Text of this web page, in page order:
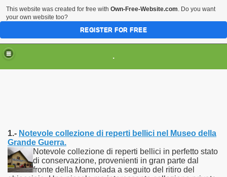
HOME
CIVILTA'
EVENTI & MANIFESTAZIONI
.
1.- Notevole collezione di reperti bellici nel Museo della
Grande Guerra.
Notevole collezione di reperti bellici in perfetto stato
di conservazione, provenienti in gran parte dal
fronte della Marmolada a seguito del ritiro del
This website was created for free with Own-Free-Website.com. Do you want
your own website too?
REGISTER FOR FREE